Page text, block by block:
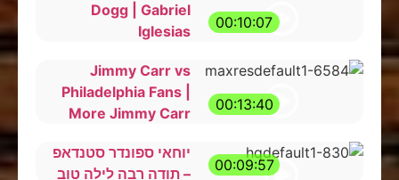
00:10:07
Dogg | Gabriel
Iglesias
00:13:40
Jimmy Carr vs
Philadelphia Fans |
More Jimmy Carr
00:09:57
יוחאי ספונדר סטנדאפ
– תודה רבה לילה טוב